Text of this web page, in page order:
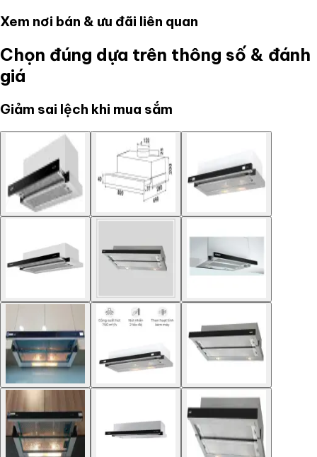
Xem nơi bán & ưu đãi liên quan
Chọn đúng dựa trên thông số & đánh
giá
Giảm sai lệch khi mua sắm